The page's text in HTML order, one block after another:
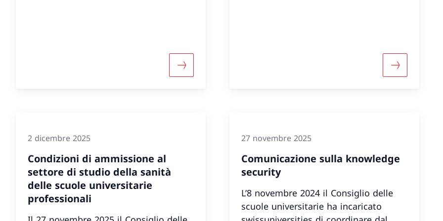
informazioni su «Rapporto annuale 2025 della Conferenza svizzera delle scuole universitarie»
Maggiori informazioni su «Evaluazione sussidi vincolati a
Maggiori
2 dicembre 2025
Condizioni di ammissione al
settore di studio della sanità
delle scuole universitarie
professionali
27 novembre 2025
Comunicazione sulla knowledge
security
L’8 novembre 2024 il Consiglio delle
scuole universitarie ha incaricato